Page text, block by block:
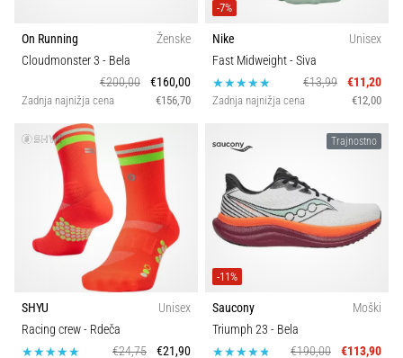
On Running
Ženske
Cloudmonster 3 - Bela
€200,00
€160,00
Zadnja najnižja cena €156,70
-7%
Nike
Unisex
Fast Midweight- Siva
€13,99
€11,20
Zadnja najnižja cena €12,00
SHYU
Unisex
Racing crew- Rdeča
€24,75
€21,90
Trajnostno
-11%
Saucony
Moški
Triumph 23 - Bela
€190,00
€113,90